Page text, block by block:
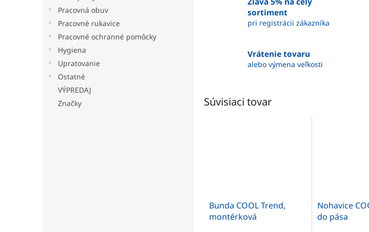
Pracovná obuv
Pracovné rukavice
Pracovné ochranné pomôcky
Hygiena
Upratovanie
Ostatné
VÝPREDAJ
Značky
sortiment
pri registrácii zákazníka
Vrátenie tovaru
alebo výmena veľkosti
Súvisiaci tovar
Bunda COOL Trend,
montérková
Nohavice
do pása